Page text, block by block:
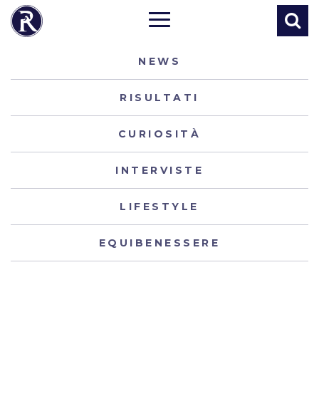
NEWS
RISULTATI
CURIOSITÀ
INTERVISTE
LIFESTYLE
EQUIBENESSERE